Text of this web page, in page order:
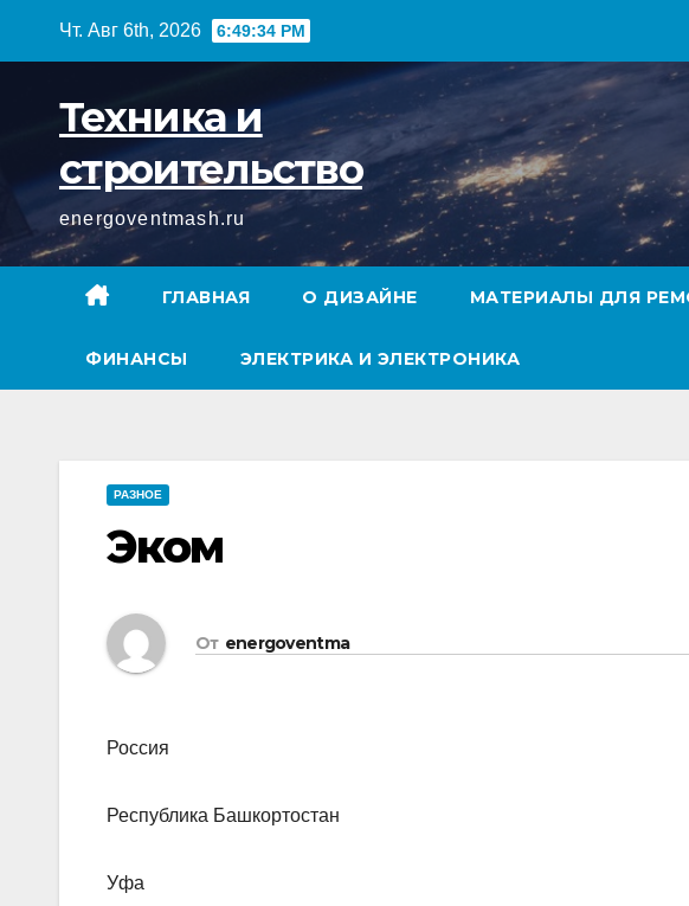
Чт. Авг 6th, 2026 6:49:35 PM
Техника и
строительство
energoventmash.ru
ГЛАВНАЯ О ДИЗАЙНЕ МАТЕРИАЛЫ ДЛЯ
ФИНАНСЫ ЭЛЕКТРИКА И ЭЛЕКТРОНИКА
РАЗНОЕ
Эком
От energoventma
Россия
Республика Башкортостан
Уфа